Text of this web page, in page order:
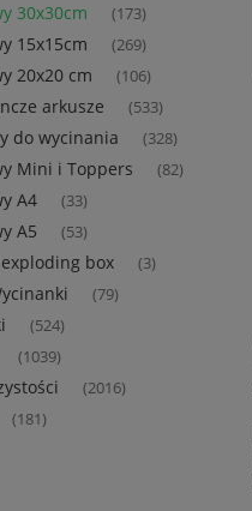
30x30cm (173)
15x15cm (269)
20x20 cm (106)
arkusze (533)
do wycinania (328)
Mini i Toppers (82)
A4 (33)
A5 (53)
exploding box (3)
(79)
(524)
(1039)
(2016)
(181)